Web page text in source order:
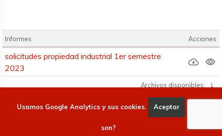
Informes
Informes Acciones
Archivos disponibles: 1
solicitudes propiedad industrial 1er semestre
2023
En el primer semestre de 2023 Bizkaia presenta un
crecimiento considerable en solicitudes de patentes
Usamos Google Analytics y sus cookies. Aceptar
son?